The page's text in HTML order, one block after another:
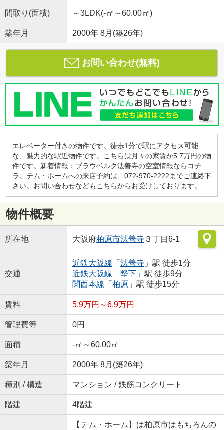
間取り(面積) ～3LDK(-㎡～60.00㎡)
築年月 2000年 8月(築26年)
お問い合わせ(無料)
エレベーター付きの物件です。徒歩1分で駅にアクセス可能
な、魅力的な駅近物件です。こちらは月々の家賃が5.7万円の物
件です。新着情報：ブラウベルク法善寺の空室情報ならコチ
ラ。テム・ホームへの来店予約は、072-970-2222までご連絡下
さい。お問い合わせなどもこちらからお受けしております。
物件概要
所在地 大阪府柏原市法善寺３丁目6-1
交通
近鉄大阪線 「 法善寺」駅 徒歩1分
近鉄大阪線 「 堅下」駅 徒歩9分
関西本線 「 柏原」駅 徒歩15分
賃料 5.9万円～6.9万円
管理費等 0円
面積 -㎡～60.00㎡
築年月 2000年 8月(築26年)
種別 / 構造 マンション / 鉄筋コンクリート
階建 4階建
【テム・ホーム】は柏原市はもちろんの